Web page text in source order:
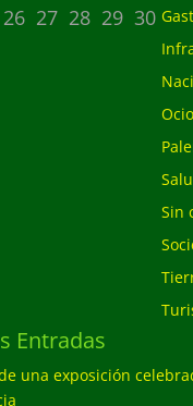
26 27 28 29 30
Ocio
Sin
Entradas
una exposición